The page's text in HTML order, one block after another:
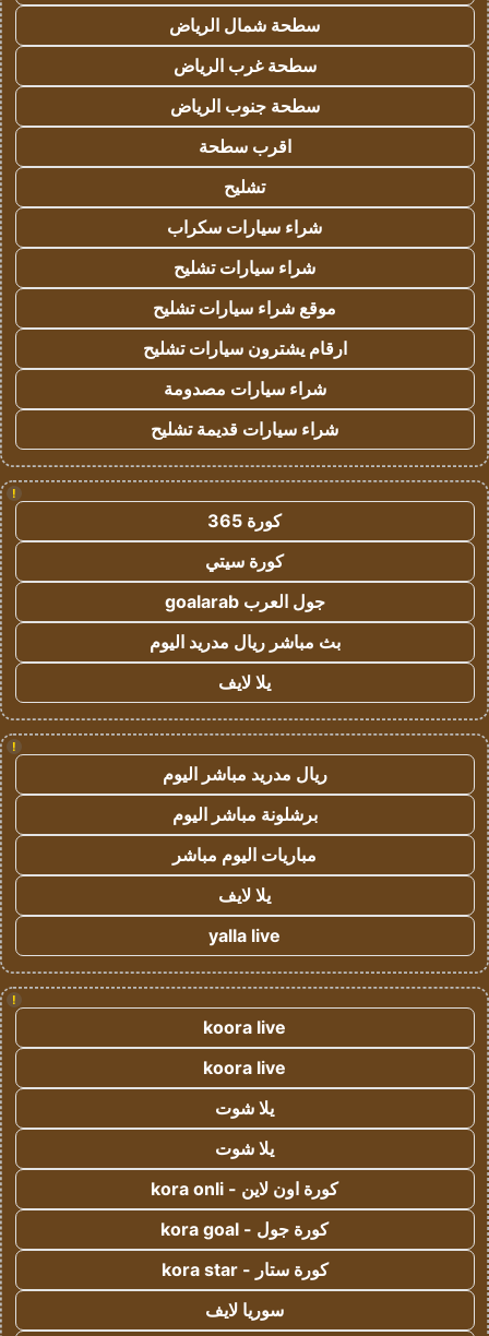
سطحة شمال الرياض
سطحة غرب الرياض
سطحة جنوب الرياض
اقرب سطحة
تشليح
شراء سيارات سكراب
شراء سيارات تشليح
موقع شراء سيارات تشليح
ارقام يشترون سيارات تشليح
شراء سيارات مصدومة
شراء سيارات قديمة تشليح
!
كورة 365
كورة سيتي
جول العرب goalarab
بث مباشر ريال مدريد اليوم
يلا لايف
!
ريال مدريد مباشر اليوم
برشلونة مباشر اليوم
مباريات اليوم مباشر
يلا لايف
yalla live
!
koora live
koora live
يلا شوت
يلا شوت
كورة اون لاين - kora onli
كورة جول - kora goal
كورة ستار - kora star
سوريا لايف